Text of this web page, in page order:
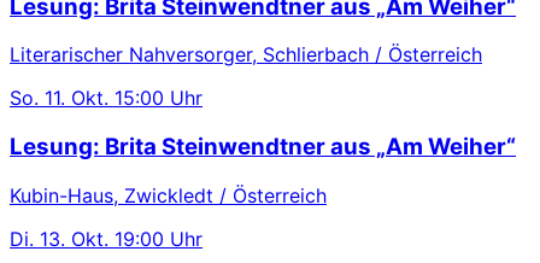
Lesung: Brita Steinwendtner aus „Am Weiher“
Literarischer Nahversorger, Schlierbach / Österreich
So. 11. Okt. 15:00 Uhr
Lesung: Brita Steinwendtner aus „Am Weiher“
Kubin-Haus, Zwickledt / Österreich
Di. 13. Okt. 19:00 Uhr